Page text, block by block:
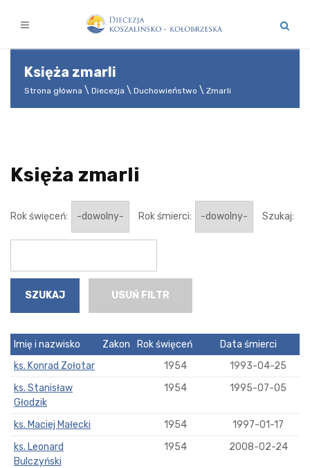
Księża zmarli
Strona główna Diecezja Duchowieństwo Zmarli
Księża zmarli
Rok święceń: Rok śmierci: Szukaj:
USUŃ FILTR
Imię i nazwisko Zakon Rok święceń
Data śmierci
ks. Konrad Zołotar
1954
1993-04-25
ks. Stanisław
Głodzik
1954 1995-07-05
ks. Maciej Małecki 1954
1997-01-17
ks. Leonard
Bulczyński
1954 2008-02-24